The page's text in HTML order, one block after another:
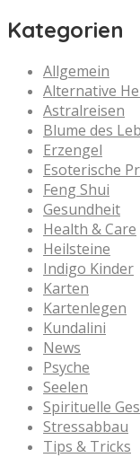
Kategorien
Allgemein
Alternative
Astralreisen
Blume des
Erzengel
Esoterische
Feng Shui
Gesundheit
Health & Care
Heilsteine
Indigo Kinder
Karten
Kartenlegen
Kundalini
News
Psyche
Seelen
Spirituelle
Stressabbau
Tips & Tricks